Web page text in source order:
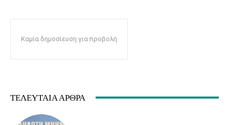
Καμία δημοσίευση για προβολή
ΤΕΛΕΥΤΑΊΑ ΆΡΘΡΑ